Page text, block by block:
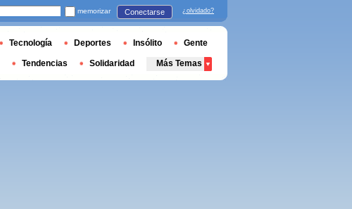
memorizar Conectarse ¿olvidado?
Tecnología Deportes Insólito Gente
Tendencias Solidaridad Más Temas